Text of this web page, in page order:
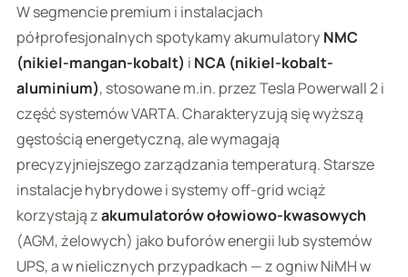
W segmencie premium i instalacjach
półprofesjonalnych spotykamy akumulatory NMC
(nikiel-mangan-kobalt) i NCA (nikiel-kobalt-
aluminium), stosowane m.in. przez Tesla Powerwall 2 i
część systemów VARTA. Charakteryzują się wyższą
gęstością energetyczną, ale wymagają
precyzyjniejszego zarządzania temperaturą. Starsze
instalacje hybrydowe i systemy off-grid wciąż
korzystają zakumulatorów ołowiowo-kwasowych
(AGM, żelowych) jako buforów energii lub systemów
UPS, a w nielicznych przypadkach — z ogniw NiMH w